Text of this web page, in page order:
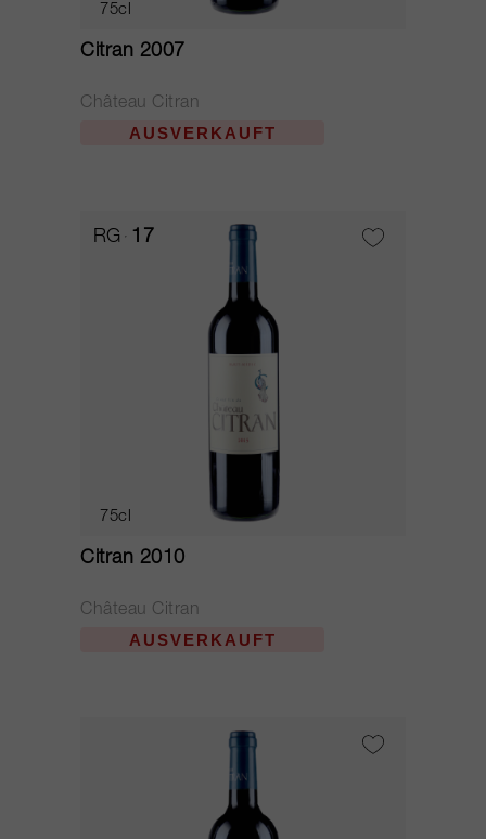
75cl
Citran 2007
Château Citran
AUSVERKAUFT
RG 17
75cl
Citran 2010
Château Citran
AUSVERKAUFT